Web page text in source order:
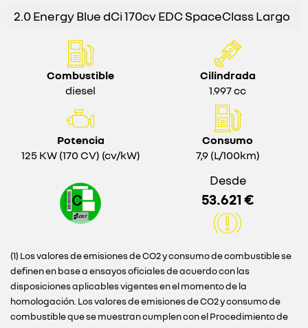
2.0 Energy Blue dCi 170cv EDC SpaceClass Largo
Combustible
diesel
Cilindrada
1.997 cc
Potencia
125 KW (170 CV) (cv/kW)
Consumo
7,9 (L/100km)
Desde
53.621 €
(1) Los valores de emisiones de CO2 y consumo de combustible se
definen en base a ensayos oficiales de acuerdo con las
disposiciones aplicables vigentes en el momento de la
homologación. Los valores de emisiones de CO2 y consumo de
combustible que se muestran cumplen con el Procedimiento de